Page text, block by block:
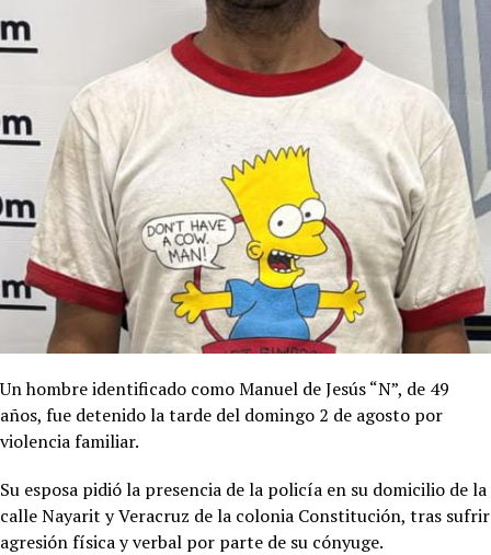
Un hombre identificado como Manuel de Jesús “N”, de 49
años, fue detenido la tarde del domingo 2 de agosto por
violencia familiar.
Su esposa pidió la presencia de la policía en su domicilio de la
calle Nayarit y Veracruz de la colonia Constitución, tras sufrir
agresión física y verbal por parte de su cónyuge.